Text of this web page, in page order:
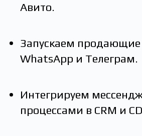
Авито.
Запускаем продающие
WhatsApp и Телеграм.
Интегрируем
процессами в CRM и